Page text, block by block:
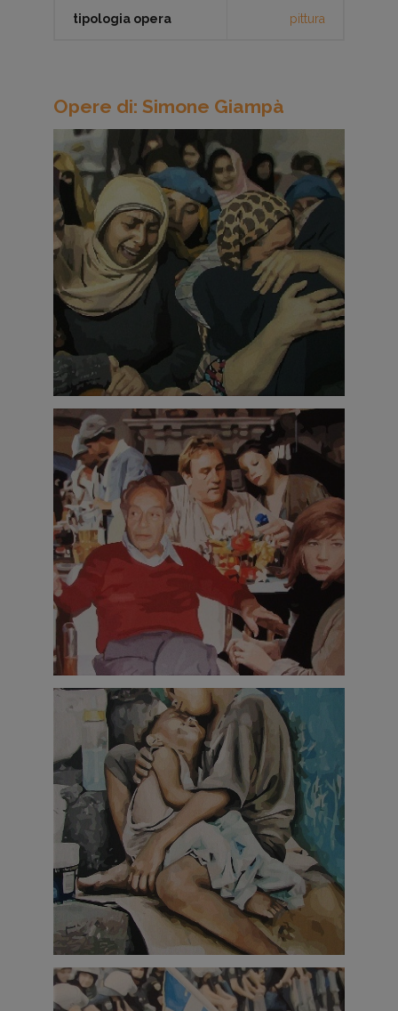
tipologia opera pittura
Opere di: Simone Giampà